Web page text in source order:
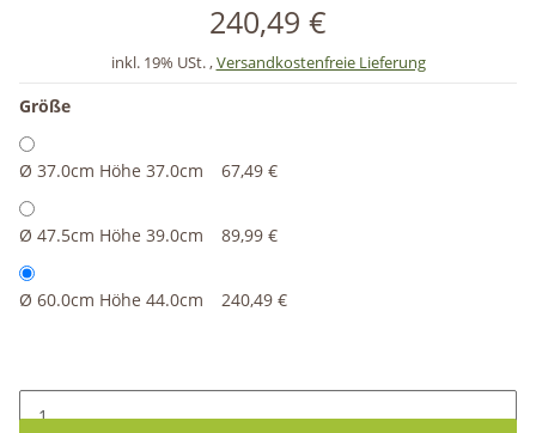
240,49 €
inkl. 19% USt. ,Versandkostenfreie Lieferung
Größe
Ø 37.0cm Höhe 37.0cm 67,49 €
Ø 47.5cm Höhe 39.0cm 89,99 €
Ø 60.0cm Höhe 44.0cm 240,49 €